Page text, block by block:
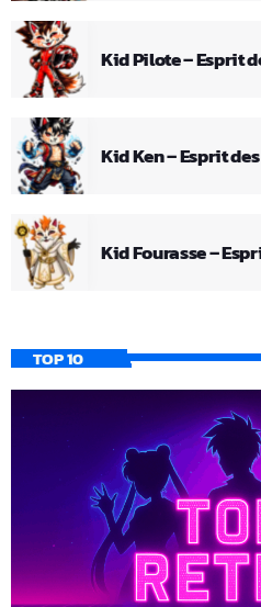
Kid Pilote – Esprit
Kid Ken – Esprit
Kid Fourasse –
TOP 10